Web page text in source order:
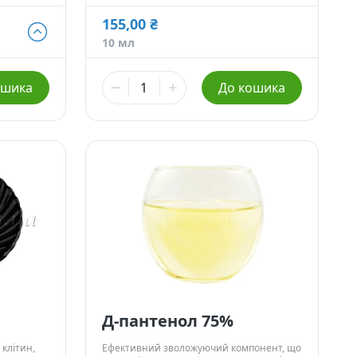
155,00 ₴
10 мл
До кошика
Д-пантенол 75%
Ефективний зволожуючий компонент, що